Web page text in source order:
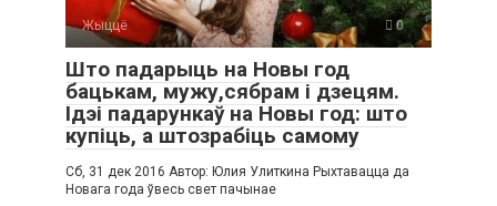
Жыццё 0
Што падарыць на Новы год
бацькам, мужу,сябрам і дзецям.
Ідэі падарункаў на Новы год: што
купіць, а штозрабіць самому
Сб, 31 дек 2016 Автор: Юлия Улиткина Рыхтавацца да
Новага года ўвесь свет пачынае